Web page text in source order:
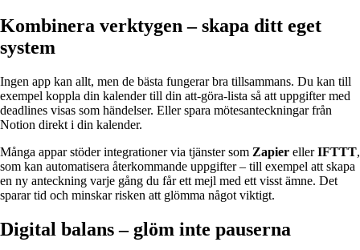
Kombinera verktygen – skapa ditt eget
system
Ingen app kan allt, men de bästa fungerar bra tillsammans. Du kan till
exempel koppla din kalender till din att-göra-lista så att uppgifter med
deadlines visas som händelser. Eller spara mötesanteckningar från
Notion direkt i din kalender.
Många appar stöder integrationer via tjänster som Zapier ellerIFTTT,
som kan automatisera återkommande uppgifter – till exempel att skapa
en ny anteckning varje gång du får ett mejl med ett visst ämne. Det
sparar tid och minskar risken att glömma något viktigt.
Digital balans – glöm inte pauserna